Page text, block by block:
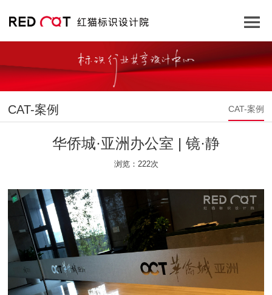
CAT-案例 CAT-案例
华侨城·亚洲办公室 | 镜·静
浏览：222次